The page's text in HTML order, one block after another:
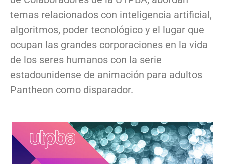
temas relacionados con inteligencia artificial,
algoritmos, poder tecnológico y el lugar que
ocupan las grandes corporaciones en la vida
de los seres humanos con la serie
estadounidense de animación para adultos
Pantheon como disparador.